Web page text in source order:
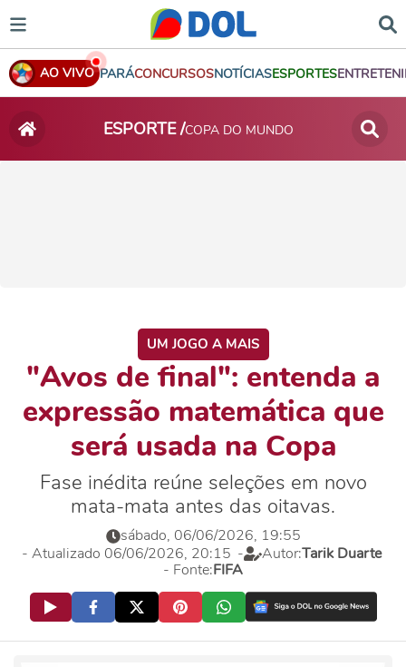
AO VIVO PARÁCONCURSOSNOTÍCIASESPORTES
ESPORTE /COPA DO MUNDO
UM JOGO A MAIS
"Avos de final": entenda a
expressão matemática que
será usada na Copa
Fase inédita reúne seleções em novo
mata-mata antes das oitavas.
sábado, 06/06/2026, 19:55
- Atualizado 06/06/2026, 20:15 - Autor:Tarik Duarte
- Fonte:FIFA